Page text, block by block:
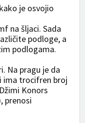
je osvojio
na šljaci. Sada
podloge, a
podlogama.
Na pragu je da
ima trocifren broj
Konors
prenosi